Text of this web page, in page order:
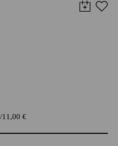
11,00 €